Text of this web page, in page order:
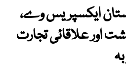
ایکسپریس وے،
اور علاقائی تجارت